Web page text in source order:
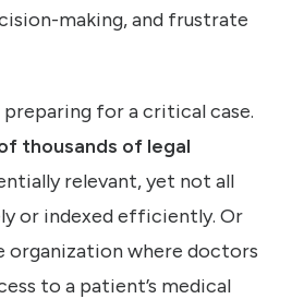
making, and frustrate
for a critical case.
thousands of legal
relevant, yet not all
or indexed efficiently. Or
organization where doctors
to a patient’s medical